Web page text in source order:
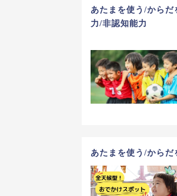
あたまを使う/から
力/非認知能力
あたまを使う/から